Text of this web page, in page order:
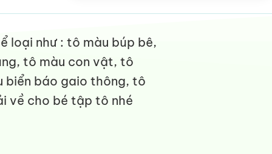
loại như : tô màu búp bê,
tô màu con vật, tô
biển báo gaio thông, tô
về cho bé tập tô nhé